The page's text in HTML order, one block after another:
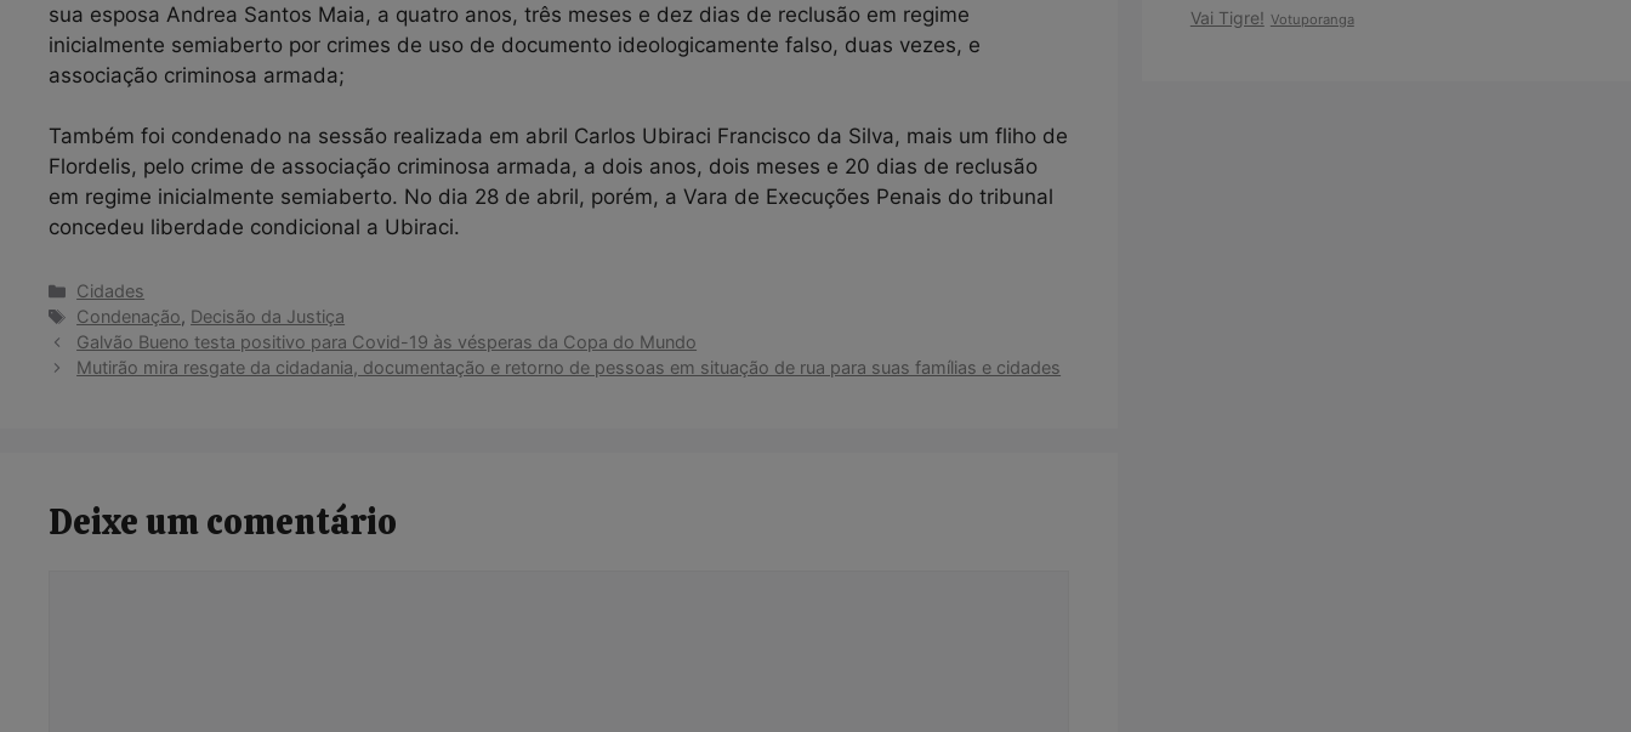
sua esposa Andrea Santos Maia, a quatro anos, três meses e dez dias de reclusão em regime
inicialmente semiaberto por crimes de uso de documento ideologicamente falso, duas vezes, e
associação criminosa armada;
Também foi condenado na sessão realizada em abril Carlos Ubiraci Francisco da Silva, mais um fliho de
Flordelis, pelo crime de associação criminosa armada, a dois anos, dois meses e 20 dias de reclusão
em regime inicialmente semiaberto. No dia 28 de abril, porém, a Vara de Execuções Penais do tribunal
concedeu liberdade condicional a Ubiraci.
Categorias
Cidades
Tags
Condenação, Decisão da Justiça
Galvão Bueno testa positivo para Covid-19 às vésperas da Copa do Mundo
Mutirão mira resgate da cidadania, documentação e retorno de pessoas em situação de rua para suas famílias e cidades
Deixe um comentário
Vai Tigre! Votuporanga